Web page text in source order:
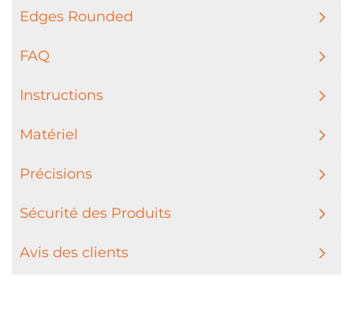
Edges Rounded
FAQ
Instructions
Matériel
Précisions
Sécurité des Produits
Avis des clients